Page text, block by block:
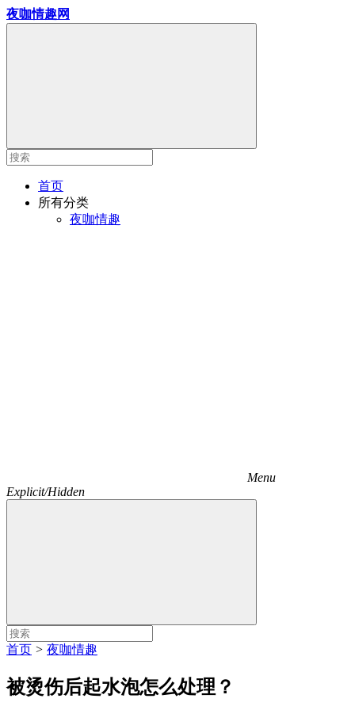
夜咖情趣网
首页
所有分类
夜咖情趣
Menu
Explicit/Hidden
首页 > 夜咖情趣
被烫伤后起水泡怎么处理？